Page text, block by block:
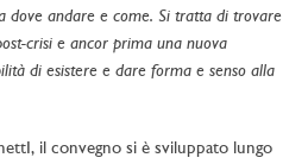
dove andare e come. Si tratta di trovare
crisi e ancor prima una nuova
di esistere e dare forma e senso alla
il convegno si è sviluppato lungo